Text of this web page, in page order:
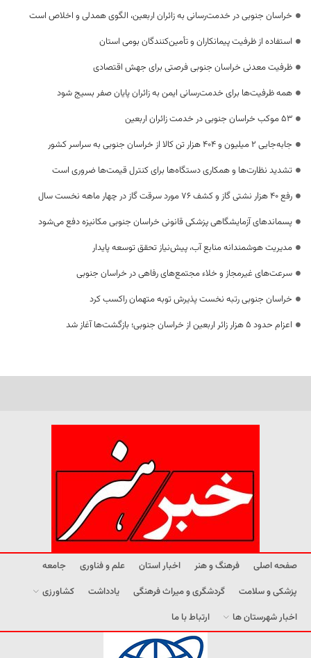
خراسان جنوبی در خدمت‌رسانی به زائران اربعین، الگوی همدلی و اخلاص است
استفاده از ظرفیت پیمانکاران و تأمین‌کنندگان بومی استان
ظرفیت معدنی خراسان جنوبی فرصتی برای جهش اقتصادی
همه ظرفیت‌ها برای خدمت‌رسانی ایمن به زائران پایان صفر بسیج شود
53 موکب خراسان جنوبی در خدمت زائران اربعین
جابه‌جایی 2 میلیون و 404 هزار تن کالا از خراسان جنوبی به سراسر کشور
تشدید نظارت‌ها و همکاری دستگاه‌ها برای کنترل قیمت‌ها ضروری است
رفع 40 هزار نشتی گاز و کشف 76 مورد سرقت گاز در چهار ماهه نخست سال
پسماندهای آزمایشگاهی پزشکی قانونی خراسان جنوبی مکانیزه دفع می‌شود
مدیریت هوشمندانه منابع آب، پیش‌نیاز تحقق توسعه پایدار
سرعت‌های غیرمجاز و خلاء مجتمع‌های رفاهی در خراسان جنوبی
خراسان جنوبی رتبه نخست پذیرش توبه متهمان راکسب کرد
اعزام حدود 5 هزار زائر اربعین از خراسان جنوبی؛ بازگشت‌ها آغاز شد
صفحه اصلی فرهنگ و هنر اخبار استان علم و فناوری
جامعه
پزشکی و سلامت
گردشگری و میراث فرهنگی یادداشت
کشاورزی
اخبار شهرستان ها
ارتباط با ما